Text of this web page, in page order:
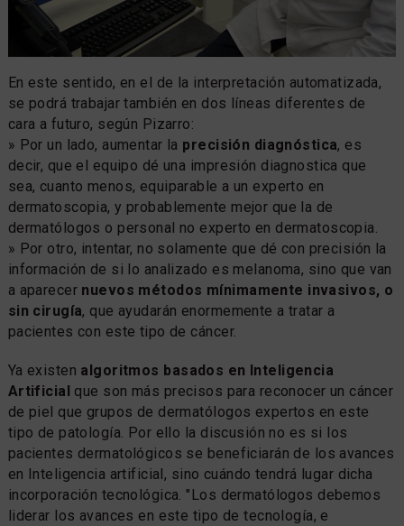
En este sentido, en el de la interpretación automatizada,
se podrá trabajar también en dos líneas diferentes de
cara a futuro, según Pizarro:
» Por un lado, aumentar la precisión diagnóstica, es
decir, que el equipo dé una impresión diagnostica que
sea, cuanto menos, equiparable a un experto en
dermatoscopia, y probablemente mejor que la de
dermatólogos o personal no experto en dermatoscopia.
» Por otro, intentar, no solamente que dé con precisión la
información de si lo analizado es melanoma, sino que van
a aparecer nuevos métodos mínimamente invasivos, o
sin cirugía, que ayudarán enormemente a tratar a
pacientes con este tipo de cáncer.
Ya existen algoritmos basados en Inteligencia
Artificial que son más precisos para reconocer un cáncer
de piel que grupos de dermatólogos expertos en este
tipo de patología. Por ello la discusión no es si los
pacientes dermatológicos se beneficiarán de los avances
en Inteligencia artificial, sino cuándo tendrá lugar dicha
incorporación tecnológica. "Los dermatólogos debemos
liderar los avances en este tipo de tecnología, e